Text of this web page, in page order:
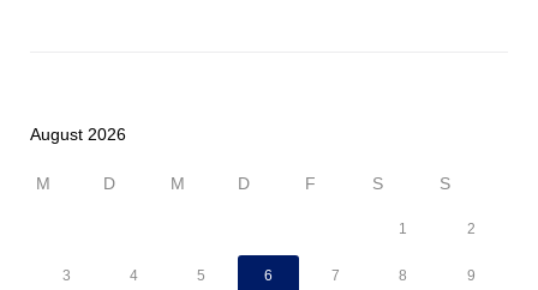
August 2026
M D M D F S S
1 2
3 4 5 6 7 8 9